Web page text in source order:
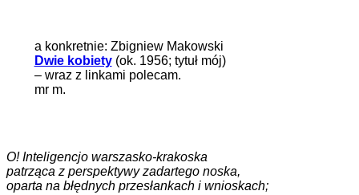
a konkretnie: Zbigniew Makowski
Dwie kobiety(ok. 1956; tytuł mój)
– wraz z linkami polecam.
mr m.
O! Inteligencjo warszasko-krakoska
patrząca z perspektywy zadartego noska,
oparta na błędnych przesłankach i wnioskach;